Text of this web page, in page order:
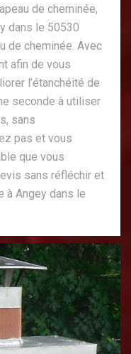
de cheminée,
dans le 50530
de cheminée. Avec
afin de vous
l’étanchéité de
seconde à utiliser
sans
pas et vous
que vous
sans réfléchir et
à Angey dans le